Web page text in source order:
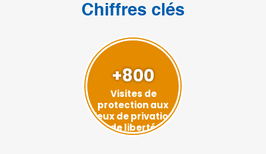
Chiffres clés
+800
Visites de
protection aux
lieux de privation
de liberté